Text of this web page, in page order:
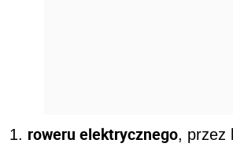
roweru elektrycznego, przez